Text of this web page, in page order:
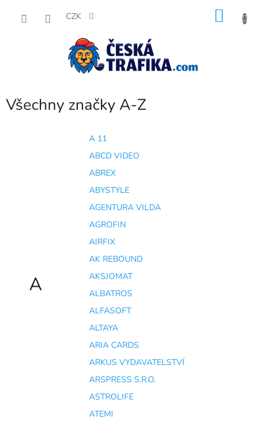
CZK
Všechny značky A-Z
A
A 11
ABCD VIDEO
ABREX
ABYSTYLE
AGENTURA VILDA
AGROFIN
AIRFIX
AK REBOUND
AKSJOMAT
ALBATROS
ALFASOFT
ALTAYA
ARIA CARDS
ARKUS VYDAVATELSTVÍ
ARSPRESS S.R.O.
ASTROLIFE
ATEMI